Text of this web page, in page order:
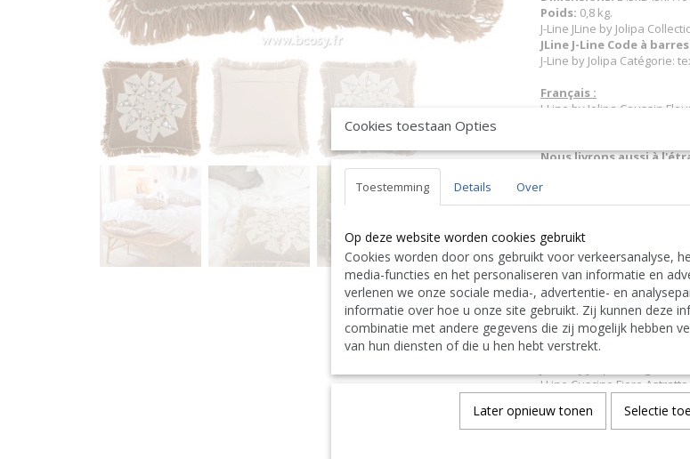
Poids: 0,8 kg.
J-Line JLine by Jolipa
JLine J-Line Code à barres
J-Line by Jolipa Catégorie:
Français :
J-Line by Jolipa Coussin
Nous livrons aussi à
||
24 30 or
J-Line by Jolipa Category:
J Line Cushion Flower
J-Line cushion
Deutsch:
J-Line by Jolipa Kategorie:
J Line Kissen Blume
J-Line kissen
Italiano:
J Line Cuscino Fiore
J-Line by Jolipa Categoría:
J Line Almohada Flor
Cookies toestaan Opties
Toestemming Details Over
Op deze website worden cookies gebruikt
Cookies worden door ons gebruikt voor verkeersanalyse,
media-functies en het personaliseren van informatie en
verlenen we onze sociale media-, advertentie- en
informatie over hoe u onze site gebruikt. Zij kunnen deze
combinatie met andere gegevens die zij mogelijk hebben
van hun diensten of die u hen hebt verstrekt.
Later opnieuw tonen Selectie